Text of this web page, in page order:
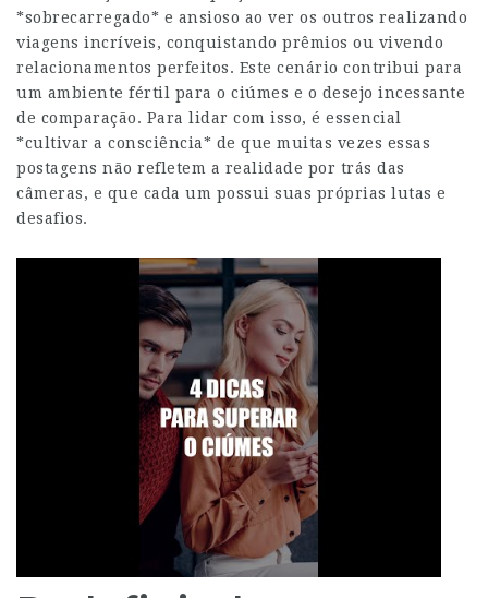
*sobrecarregado* e ansioso ao ver os outros realizando
viagens incríveis, conquistando prêmios ou vivendo
relacionamentos perfeitos. Este cenário contribui para
um ambiente fértil para o ciúmes e o desejo incessante
de comparação. Para lidar com isso, é essencial
*cultivar a consciência* de que muitas vezes essas
postagens não refletem a realidade por trás das
câmeras, e que cada um possui suas próprias lutas e
desafios.